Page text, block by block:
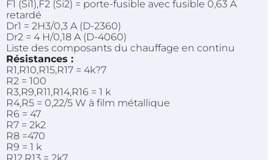
F1 (Si1),F2 (Si2) = porte-fusible avec fusible 0,63 A
retardé
Dr1 = 2H3/0,3 A (D-2360)
Dr2 = 4 H/0,18 A (D-4060)
Liste des composants du chauffage en continu
Résistances :
R1,R10,R15,R17 = 4k?7
R2 = 100
R3,R9,R11,R14,R16 = 1 k
R4,R5 = 0,22/5 W à film métallique
R6 = 47
R7 = 2k2
R8 =470
R9 = 1 k